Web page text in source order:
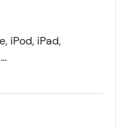
iPod, iPad,